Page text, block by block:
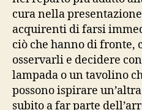
cura nella
acquirenti di farsi
ciò che hanno di fronte,
osservarli e decidere
lampada o un tavolino
possono ispirare
subito a far parte